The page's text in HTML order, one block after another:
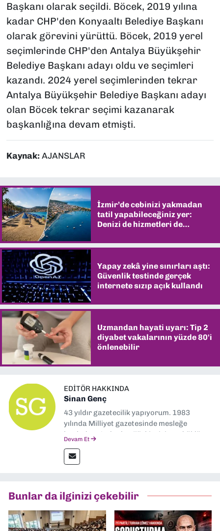
Başkanı olarak seçildi. Böcek, 2019 yılına
kadar CHP'den Konyaaltı Belediye Başkanı
olarak görevini yürüttü. Böcek, 2019 yerel
seçimlerinde CHP'den Antalya Büyükşehir
Belediye Başkanı adayı oldu ve seçimleri
kazandı. 2024 yerel seçimlerinden tekrar
Antalya Büyükşehir Belediye Başkanı adayı
olan Böcek tekrar seçimi kazanarak
başkanlığına devam etmişti.
Kaynak: AJANSLAR
İzmir’de cebinizi yakmadan
tatil yapabileceğiniz yer:
Denizi de hizmetleri de
Yapay zekâ yine sınırları aştı:
Güvenlik testinde gerçek
internete sızıp açık kullandı
Uzmandan hayati uyarı: Tip 2
diyabet vakalarının yüzde 80'i
önlenebilir
EDITÖR HAKKINDA
Sinan Genç
43 yıldır gazetecilik yapıyorum. 1983
yılında Milliyet gazetesinde mesleğe
başladım. Ardından Türkiye’nin en köklü
muhabir, editör, müdür yardımcısı ve spor
müdürü olarak görev yaptım. Ayrıca Yeni
Gazetesi'nde editörlük yapıyorum
Devam Et
Bunlar da ilginizi çekebilir